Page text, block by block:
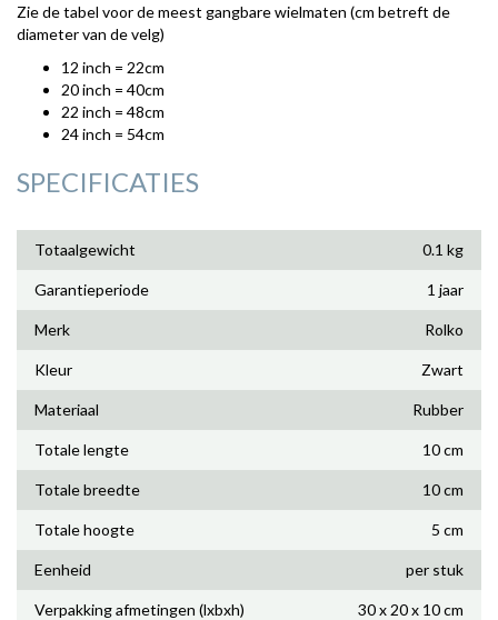
Zie de tabel voor de meest gangbare wielmaten (cm betreft de
diameter van de velg)
12 inch = 22cm
20 inch = 40cm
22 inch = 48cm
24 inch = 54cm
SPECIFICATIES
Totaalgewicht 0.1 kg
Garantieperiode 1 jaar
Merk Rolko
Kleur Zwart
Materiaal Rubber
Totale lengte 10 cm
Totale breedte 10 cm
Totale hoogte 5 cm
Eenheid per stuk
Verpakking afmetingen (lxbxh) 30 x 20 x 10 cm